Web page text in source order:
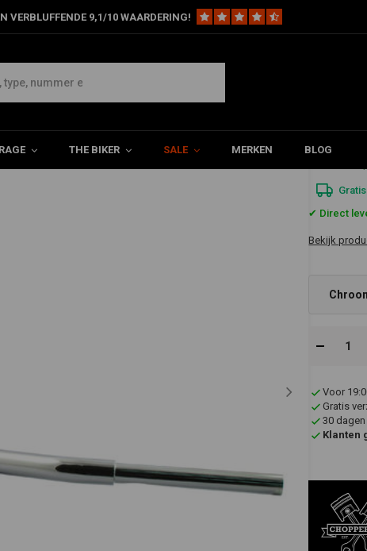
VERBLUFFENDE 9,1/10 WAARDERING!
THE BIKER SALE MERKEN BLOG
4'' Flyer-Bar 82-20 HD e-throttle (selecteer kleur)
kleur)
✔ Direct
Bekijk
Voor
Gratis
30
Klanten